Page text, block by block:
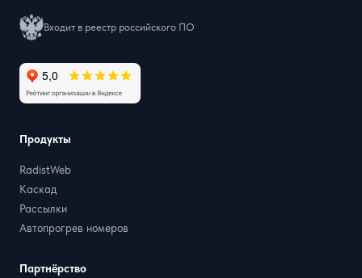
Входит в реестр российского ПО
Продукты
RadistWeb
Каскад
Рассылки
Автопрогрев номеров
Партнёрство